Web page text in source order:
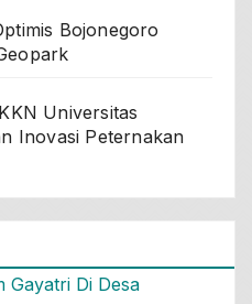
Bojonegoro
Universitas
Inovasi Peternakan
Gayatri Di Desa